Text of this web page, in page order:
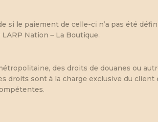
si le paiement de celle-ci n’a pas été
Nation – La Boutique.
des droits de douanes ou
droits sont à la charge exclusive du